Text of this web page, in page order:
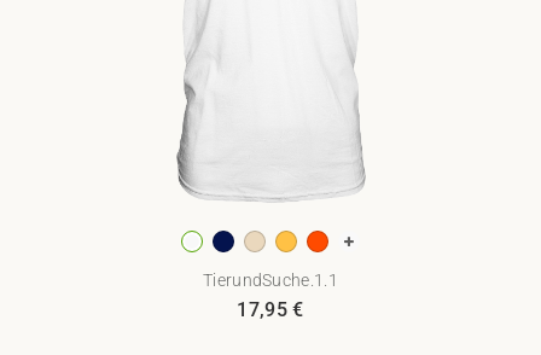
TierundSuche.1.1
17,95€